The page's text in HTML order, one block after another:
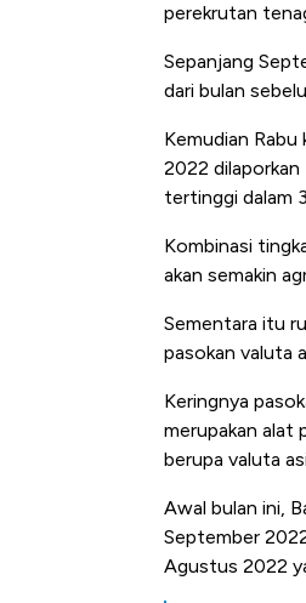
perekrutan
Sepanjang
dari bulan
Kemudian Rabu
2022
tertinggi dalam
Kombinasi
akan semakin
Sementara itu
pasokan valuta
Keringnya
merupakan alat
berupa valuta
Awal bulan ini,
September
Agustus 2022